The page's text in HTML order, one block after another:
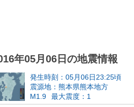
年05月06日の地震情報
発生時刻：05月06日23:25頃
震源地：熊本県熊本地方
M1.9
最大震度：1